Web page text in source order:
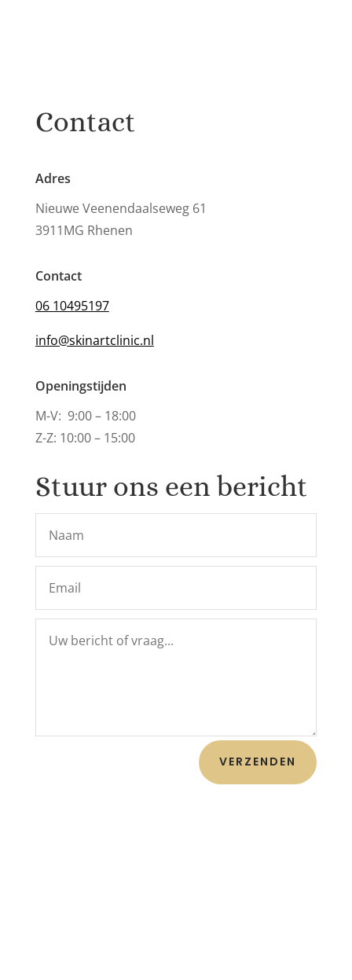
Contact
Adres
Nieuwe Veenendaalseweg 61
3911MG Rhenen
Contact
06 10495197
info@skinartclinic.nl
Openingstijden
M-V: 9:00 – 18:00
Z-Z: 10:00 – 15:00
Stuur ons een bericht
VERZENDEN